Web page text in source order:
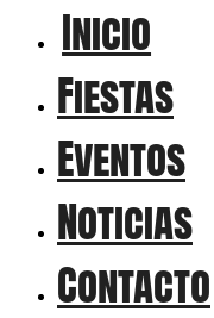
Inicio
Fiestas
Eventos
Noticias
Contacto